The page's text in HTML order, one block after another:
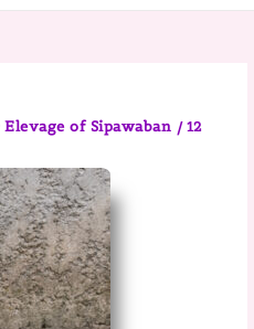
Elevage of Sipawaban / 12